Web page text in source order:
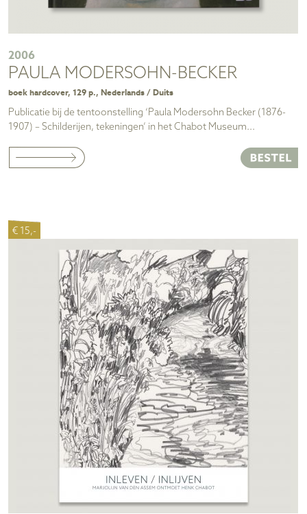
2006
PAULA MODERSOHN-BECKER
boek hardcover, 129 p., Nederlands / Duits
Publicatie bij de tentoonstelling ‘Paula Modersohn Becker (1876-
1907) – Schilderijen, tekeningen’ in het Chabot Museum...
€ 15,-